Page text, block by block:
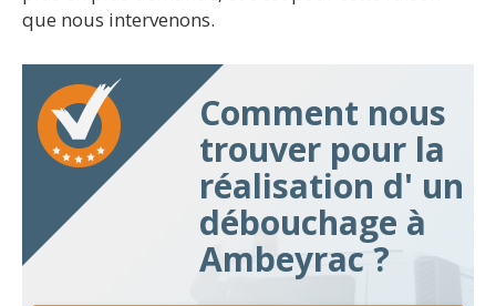
que nous intervenons.
Comment nous
trouver pour la
réalisation d' un
débouchage à
Ambeyrac ?